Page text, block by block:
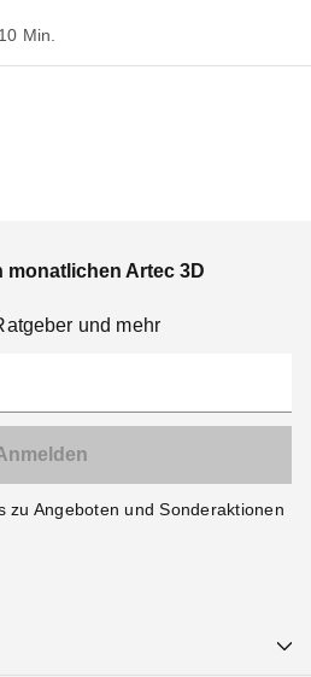
Min.
monatlichen Artec 3D
und mehr
zu Angeboten und Sonderaktionen